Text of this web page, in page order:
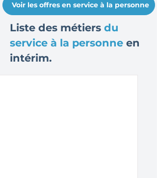
Voir les offres en service à la personne
Liste des métiers du
service à la personne en
intérim.